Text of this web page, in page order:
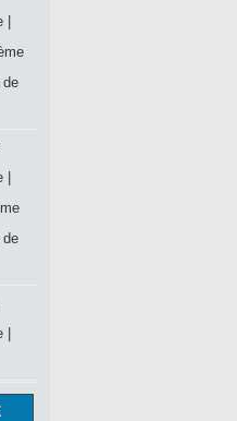
de
de